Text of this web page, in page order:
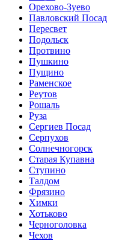
Орехово-Зуево
Павловский Посад
Пересвет
Подольск
Протвино
Пушкино
Пущино
Раменское
Реутов
Рошаль
Руза
Сергиев Посад
Серпухов
Солнечногорск
Старая Купавна
Ступино
Талдом
Фрязино
Химки
Хотьково
Черноголовка
Чехов